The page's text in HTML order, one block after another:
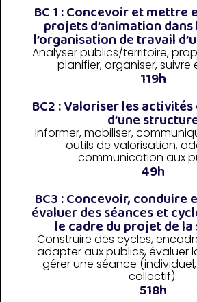
BC 1 : Concevoir et
projets d’animation
l’organisation de travail
Analyser publics/territoire,
planifier, organiser, suivre
119h
BC2 : Valoriser les
d’une
Informer, mobiliser,
outils de valorisation,
communication aux
49h
BC3 : Concevoir, conduire
évaluer des séances et
le cadre du projet de
Construire des cycles,
adapter aux publics, évaluer
gérer une séance
collectif).
518h